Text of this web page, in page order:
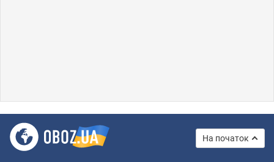
На початок